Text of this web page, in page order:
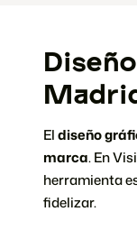
Eldiseño
marca. En
herramienta
fidelizar.